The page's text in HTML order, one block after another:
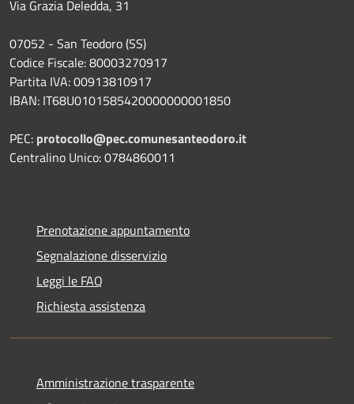
Via Grazia Deledda, 31
07052 - San Teodoro (SS)
Codice Fiscale: 80003270917
Partita IVA: 00913810917
IBAN: IT68U0101585420000000001850
PEC: protocollo@pec.comunesanteodoro.it
Centralino Unico: 0784860011
Prenotazione appuntamento
Segnalazione disservizio
Leggi le FAQ
Richiesta assistenza
Amministrazione trasparente